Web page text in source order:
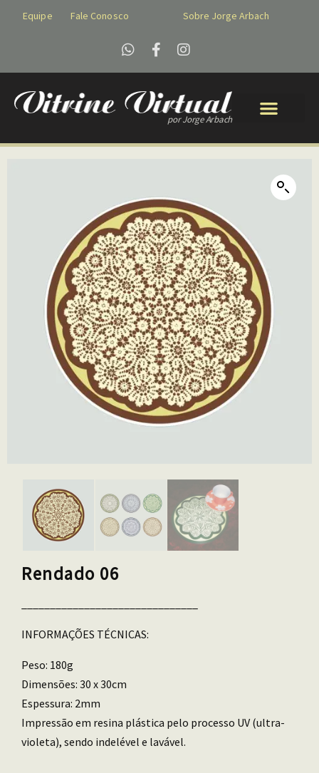
Equipe Fale Conosco Sobre Jorge Arbach
por Jorge Arbach
Rendado 06
INFORMAÇÕES TÉCNICAS:
Peso: 180g
Dimensões: 30 x 30cm
Espessura: 2mm
Impressão em resina plástica pelo processo UV (ultra-
violeta), sendo indelével e lavável.